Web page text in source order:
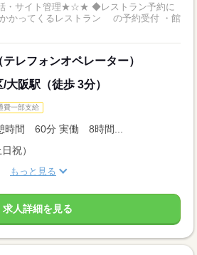
理★☆★ ◆レストラン予約に
かってくるレストラン の予約受付 ・館
レフォンオペレーター）
阪駅（徒歩 3分）
費一部支給
時間 60分 実働 8時間...
祝）
もっと見る
求人詳細を見る